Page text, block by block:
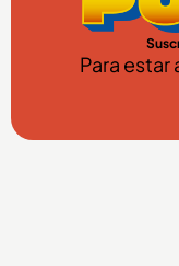
Para estar